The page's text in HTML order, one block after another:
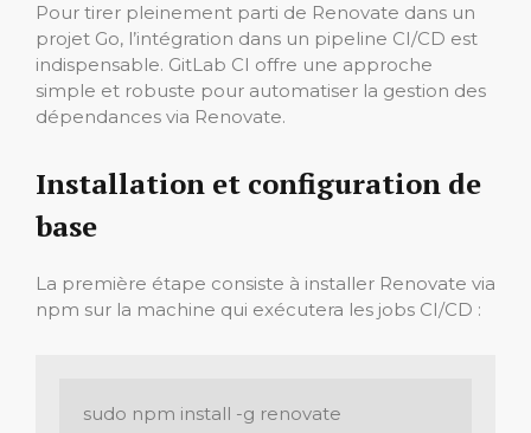
Pour tirer pleinement parti de Renovate dans un
projet Go, l’intégration dans un pipeline CI/CD est
indispensable. GitLab CI offre une approche
simple et robuste pour automatiser la gestion des
dépendances via Renovate.
Installation et configuration de
base
La première étape consiste à installer Renovate via
npm sur la machine qui exécutera les jobs CI/CD :
sudo npm install -g renovate